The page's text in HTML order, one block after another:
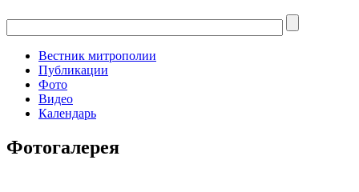
Вестник митрополии
Публикации
Фото
Видео
Календарь
Фотогалерея